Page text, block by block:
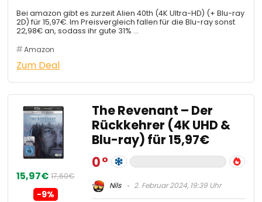
Bei amazon gibt es zurzeit Alien 40th (4K Ultra-HD) (+ Blu-ray
2D) für 15,97€. Im Preisvergleich fallen für die Blu-ray sonst
22,98€ an, sodass ihr gute 31% …
Amazon
Zum Deal
15,97€ 17,60€
-9%
The Revenant – Der
Rückkehrer (4K UHD &
Blu-ray) für 15,97€
0
Nils 2. Februar 2024, 19:39 Uhr